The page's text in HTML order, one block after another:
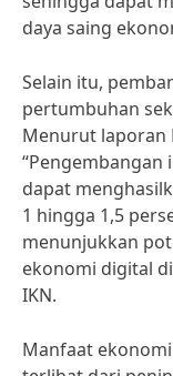
daya saing
Selain itu,
pertumbuhan
Menurut laporan
dapat
1 hingga 1,5
menunjukkan
ekonomi digital
IKN.
Manfaat